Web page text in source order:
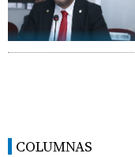
COLUMNAS